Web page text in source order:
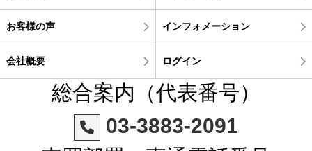
お客様の声 インフォメーション
会社概要 ログイン
総合案内（代表番号）
03-3883-2091